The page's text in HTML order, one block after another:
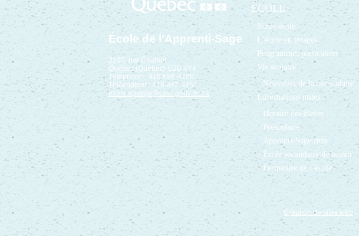
École de l'Apprenti-Sage
2200, rue Coursol
Québec (Québec) G2B 4Y4
Téléphone : 418 686-4709
Télécopieur : 418 847-8264
ecole.apsage@cssc.gouv.qc.ca
ÉCOLE
Notre école
L’école en images
Programmes particuliers
Vie scolaire
Nouvelles de la vie scolaire
Informations utiles
Horaire des élèves
Préscolaire
Apprenti-Sage Info
École secondaire de bassin
Fermeture de l’école
Création de sites web :